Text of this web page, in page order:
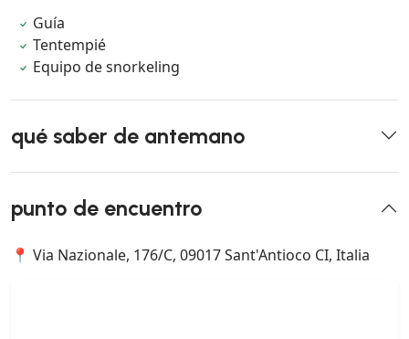
Guía
Tentempié
Equipo de snorkeling
qué saber de antemano
punto de encuentro
📍 Via Nazionale, 176/C, 09017 Sant'Antioco CI, Italia